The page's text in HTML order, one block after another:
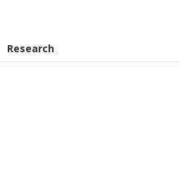
Research